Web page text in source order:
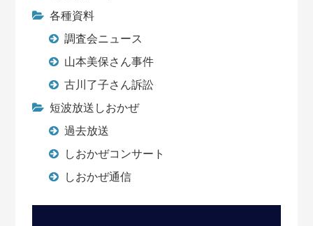
各種資料
調査会ニュース
山本美保さん事件
古川了子さん訴訟
短波放送しおかぜ
過去放送
しおかぜコンサート
しおかぜ通信